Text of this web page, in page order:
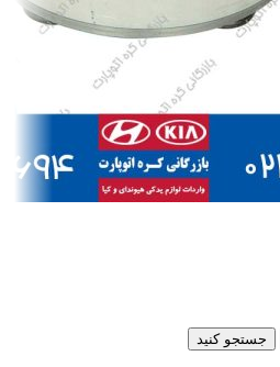
جستجو کنید